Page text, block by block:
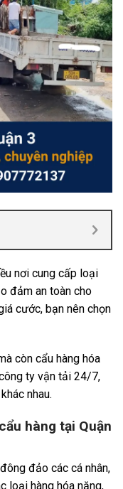
nơi cung cấp loại
đảm an toàn cho
cước, bạn nên chọn
còn cẩu hàng hóa
ty vận tải 24/7,
nhau.
hàng tại Quận
đảo các cá nhân,
loại hàng hóa nặng,